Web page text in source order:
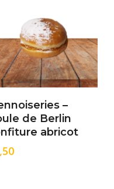
Ajouter Au Panier
–
de Berlin
abricot